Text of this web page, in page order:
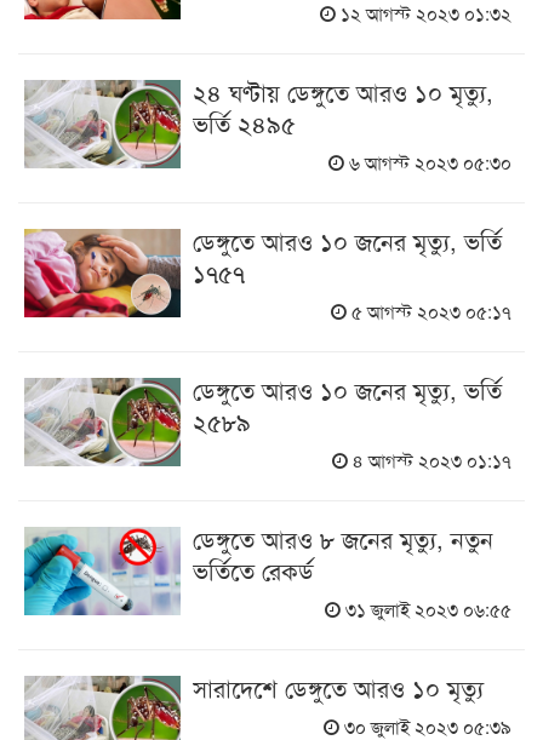
১২ আগস্ট ২০২৩ ০১:৩২
২৪ ঘণ্টায় ডেঙ্গুতে আরও ১০ মৃত্যু,
ভর্তি ২৪৯৫
৬ আগস্ট ২০২৩ ০৫:৩০
ডেঙ্গুতে আরও ১০ জনের মৃত্যু, ভর্তি
১৭৫৭
৫ আগস্ট ২০২৩ ০৫:১৭
ডেঙ্গুতে আরও ১০ জনের মৃত্যু, ভর্তি
২৫৮৯
৪ আগস্ট ২০২৩ ০১:১৭
ডেঙ্গুতে আরও ৮ জনের মৃত্যু, নতুন
ভর্তিতে রেকর্ড
৩১ জুলাই ২০২৩ ০৬:৫৫
সারাদেশে ডেঙ্গুতে আরও ১০ মৃত্যু
৩০ জুলাই ২০২৩ ০৫:৩৯